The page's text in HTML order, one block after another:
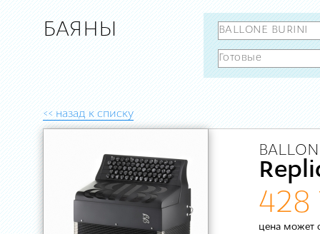
БАЯНЫ
<< назад к списку
428
цена может